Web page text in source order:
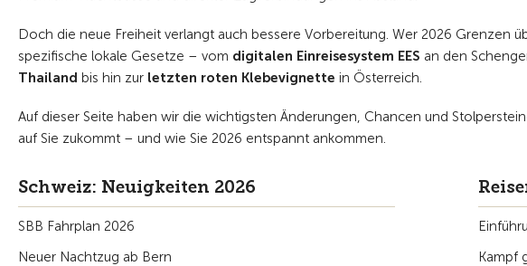
Doch die neue Freiheit verlangt auch bessere Vorbereitung. Wer 2026 Grenzen
spezifische lokale Gesetze – vom digitalen Einreisesystem EES an den
Thailand bis hin zur letzten roten Klebevignette in Österreich.
Auf dieser Seite haben wir die wichtigsten Änderungen, Chancen und
auf Sie zukommt – und wie Sie 2026 entspannt ankommen.
Schweiz: Neuigkeiten 2026
SBB Fahrplan 2026
Neuer Nachtzug ab Bern
Kampf